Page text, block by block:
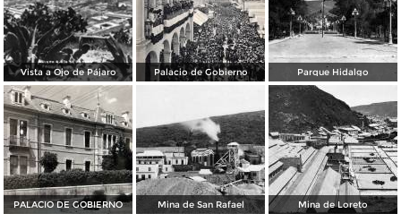
Vista a Ojo de Pájaro Palacio de Gobierno Parque Hidalgo
PALACIO DE GOBIERNO Mina de San Rafael Mina de Loreto